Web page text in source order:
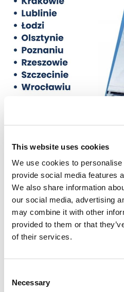
This website uses cookies
We use cookies to
provide social media features
We also share information
our social media, advertising
may combine it with other
provided to them or that
of their services.
Selection
Necessary
Rezerwacje
zarezerwuj
serwisie
Sprawdź listę myjni, w
zarezerwować usługę w
dodajemy nowe miasta do